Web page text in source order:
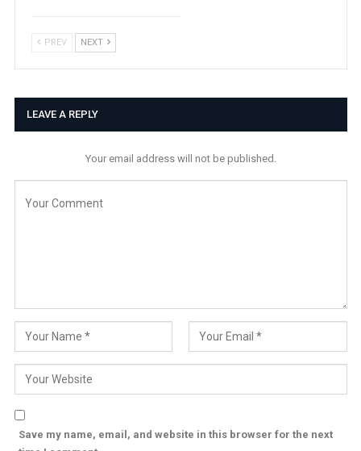
PREV NEXT
LEAVE A REPLY
Your email address will not be published.
Save my name, email, and website in this browser for the next